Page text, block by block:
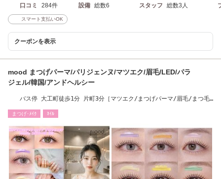
口コミ 284件 設備 総数6 スタッフ 総数3人
スマート支払いOK
クーポンを表示
mood まつげパーマ/パリジェンヌ/マツエク/眉毛/LED/パラ
ジェル/韓国/アンドヘルシー
バス停 大工町徒歩1分 片町3分［マツエク/まつげパーマ/眉毛/まつ毛
まつげ･ﾒｲｸ ﾈｲﾙ